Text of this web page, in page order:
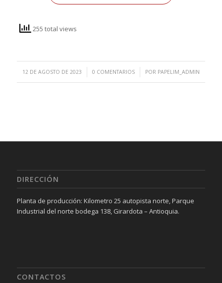
255 total views
12 DE AGOSTO DE 2023
/ 0 COMENTARIOS
/ POR PAPELIM_ADMIN
DIRECCIÓN
Planta de producción: Kilometro 25 autopista norte, Parque
Industrial del norte bodega 138, Girardota – Antioquia.
CONTACTOS